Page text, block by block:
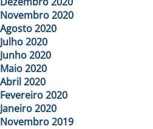
Novembro 2020
Agosto 2020
Julho 2020
Junho 2020
Maio 2020
Abril 2020
Fevereiro 2020
Janeiro 2020
Novembro 2019